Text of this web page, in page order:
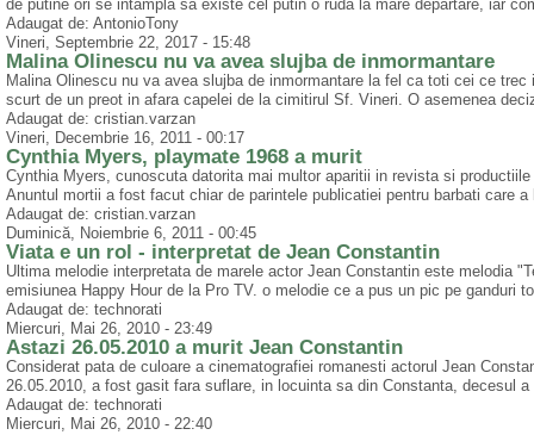
de putine ori se intampla sa existe cel putin o ruda la mare departare, iar
Adaugat de: AntonioTony
Vineri, Septembrie 22, 2017 - 15:48
Malina Olinescu nu va avea slujba de inmormantare
Malina Olinescu nu va avea slujba de inmormantare la fel ca toti cei ce
scurt de un preot in afara capelei de la cimitirul Sf. Vineri. O asemenea
Adaugat de: cristian.varzan
Vineri, Decembrie 16, 2011 - 00:17
Cynthia Myers, playmate 1968 a murit
Cynthia Myers, cunoscuta datorita mai multor aparitii in revista si
Anuntul mortii a fost facut chiar de parintele publicatiei pentru barbati care
Adaugat de: cristian.varzan
Duminică, Noiembrie 6, 2011 - 00:45
Viata e un rol - interpretat de Jean Constantin
Ultima melodie interpretata de marele actor Jean Constantin este melodia
emisiunea Happy Hour de la Pro TV. o melodie ce a pus un pic pe ganduri
Adaugat de: technorati
Miercuri, Mai 26, 2010 - 23:49
Astazi 26.05.2010 a murit Jean Constantin
Considerat pata de culoare a cinematografiei romanesti actorul Jean
26.05.2010, a fost gasit fara suflare, in locuinta sa din Constanta, decesul
Adaugat de: technorati
Miercuri, Mai 26, 2010 - 22:40